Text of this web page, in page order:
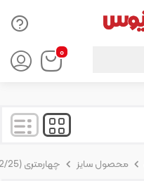
۰
Products
search
محصول سایز چهارمتری (2/25*1/5)